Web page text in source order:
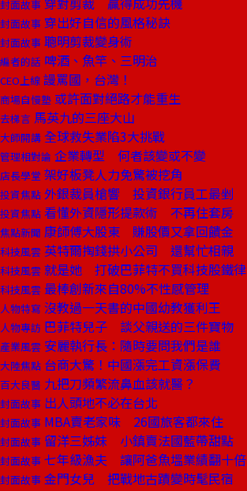
封面故事
封面故事 穿出好自信的風格秘訣
封面故事 聰明剪裁變身術
編者的話 啤酒、魚竿、三明治
CEO上線 謾罵國，台灣！
商場自慢塾 或許面對絕路才能重生
去梯言 馬英九的三座大山
大師開講 全球救失業陷3大挑戰
管理相對論 企業轉型 何者該變或不變
店長學堂 架好板凳人力免驚被挖角
投資焦點 外銀裁員槍響 投資銀行員工最剉
投資焦點 看懂外資隱形提款術 不再住套房
焦點新聞 康師傅大股東 賺股價又拿回饋金
科技風雲 英特爾掏錢拱小公司 還幫忙相親
科技風雲 就是她 打破巴菲特不買科技股鐵律
科技風雲 最棒創新來自80%不性感管理
人物特寫 沒教過一天書的中國幼教獲利王
人物專訪 巴菲特兒子 談父親送的三件寶物
產業風雲 安麗執行長：隨時要問我們是誰
大陸焦點 台商大驚！中國漲完工資漲保費
百大良醫 九把刀頻繁流鼻血該就醫？
封面故事 出人頭地不必在台北
封面故事 MBA賣老家味 26國旅客都來住
封面故事 留洋三姊妹 小鎮賣法國藍帶甜點
封面故事 七年級漁夫 讓阿爸魚塭業績翻十倍
封面故事 金門女兒 把戰地古蹟變時髦民宿